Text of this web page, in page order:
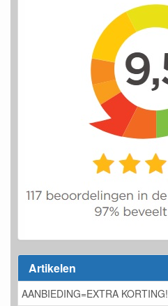
Artikelen
AANBIEDING=EXTRA KORTING!